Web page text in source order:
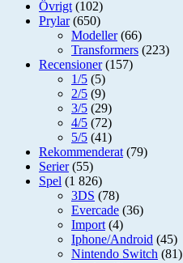
Övrigt (102)
Prylar(650)
Modeller(66)
Transformers (223)
Recensioner(157)
1/5 (5)
2/5 (9)
3/5 (29)
4/5 (72)
5/5 (41)
Rekommenderat (79)
Serier(55)
Spel (1 826)
3DS (78)
Evercade (36)
Import (4)
Iphone/Android (45)
Nintendo Switch (81)